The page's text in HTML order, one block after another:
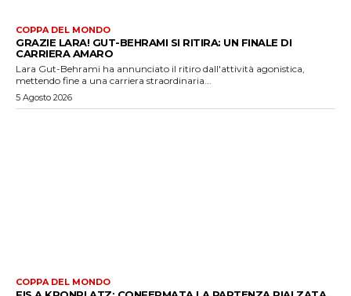
COPPA DEL MONDO
GRAZIE LARA! GUT-BEHRAMI SI RITIRA: UN FINALE DI
CARRIERA AMARO
Lara Gut-Behrami ha annunciato il ritiro dall'attività agonistica,
mettendo fine a una carriera straordinaria...
5 Agosto 2026
COPPA DEL MONDO